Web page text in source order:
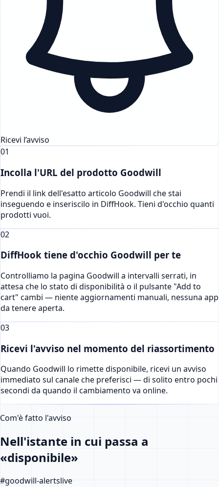
Ricevi l’avviso
01
Incolla l'URL del prodotto Goodwill
Prendi il link dell'esatto articolo Goodwill che stai
inseguendo e inseriscilo in DiffHook. Tieni d'occhio quanti
prodotti vuoi.
02
DiffHook tiene d'occhio Goodwill per te
Controlliamo la pagina Goodwill a intervalli serrati, in
attesa che lo stato di disponibilità o il pulsante "Add to
cart" cambi — niente aggiornamenti manuali, nessuna app
da tenere aperta.
03
Ricevi l'avviso nel momento del riassortimento
Quando Goodwill lo rimette disponibile, ricevi un avviso
immediato sul canale che preferisci — di solito entro pochi
secondi da quando il cambiamento va online.
Com'è fatto l'avviso
Nell'istante in cui passa a
«disponibile»
#goodwill-alertslive